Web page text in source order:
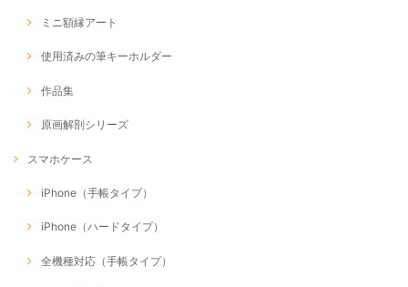
ミニ額縁アート
使用済みの筆キーホルダー
作品集
原画解剖シリーズ
スマホケース
iPhone（手帳タイプ）
iPhone（ハードタイプ）
全機種対応（手帳タイプ）